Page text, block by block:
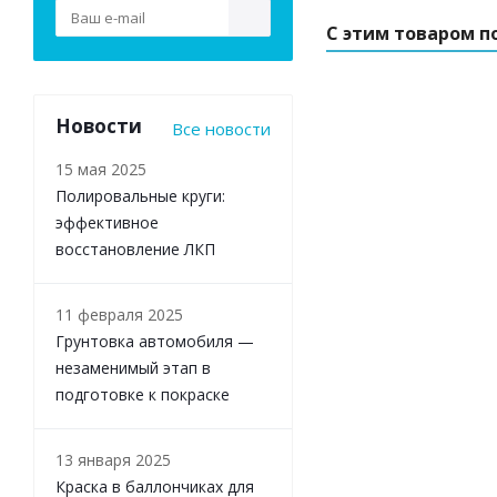
С этим товаром
Новости Все новости
15 мая 2025
Полировальные круги:
эффективное
восстановление ЛКП
11 февраля 2025
Грунтовка автомобиля —
незаменимый этап в
подготовке к покраске
13 января 2025
Краска в баллончиках для